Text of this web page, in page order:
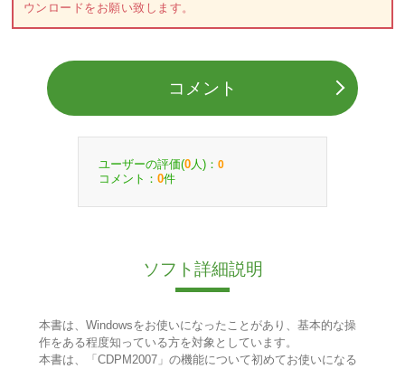
ウンロードをお願い致します。
コメント
ユーザーの評価(0 人)： 0
コメント： 0件
ソフト詳細説明
本書は、Windowsをお使いになったことがあり、基本的な操
作をある程度知っている方を対象としています。
本書は、「CDPM2007」の機能について初めてお使いになる